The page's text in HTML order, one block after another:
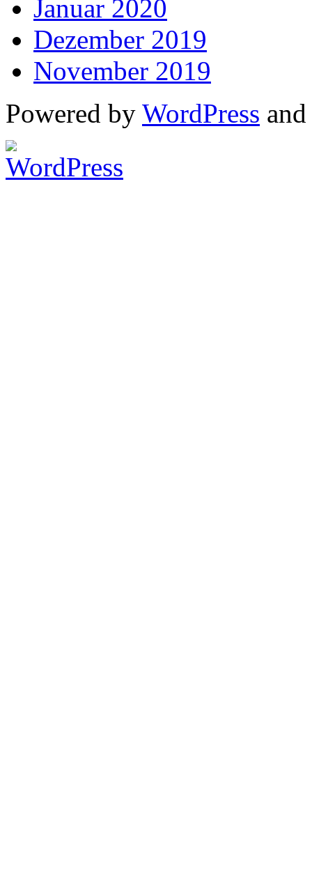
Januar 2020
Dezember 2019
November 2019
Powered by WordPress